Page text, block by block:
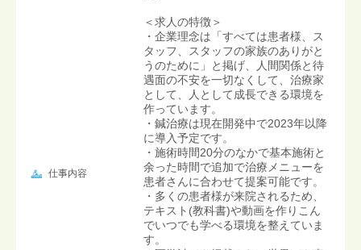
仕事内容
＜求人の特徴＞
・企業理念は「すべては患者様、ス
タッフ、スタッフの家族のありがと
うのために」と掲げ、人間関係と待
遇面の不安を一切なくして、治療家
として、人として成長できる環境を
作っています。
・鍼治療は現在開発中で2023年以降
に導入予定です。
・施術時間20分のなかで基本施術と
余った時間で追加で治療メニューを
患者さんに合わせて提案可能です。
・多くの患者様が来院されるため、
テキスト(教科書)や動画を作りこん
でいつでも学べる環境を整えていま
す。